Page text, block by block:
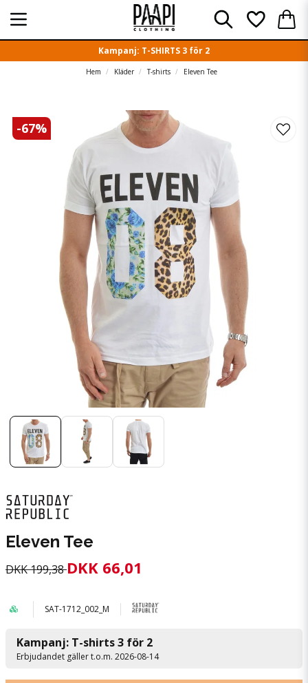
Kampanj: T-SHIRTS 3 för 2
Hem Kläder T-shirts Eleven Tee
-67%
Eleven Tee
DKK 199,38DKK 66,01
SAT-1712_002_M
Kampanj: T-shirts 3 för 2
Erbjudandet gäller t.o.m. 2026-08-14